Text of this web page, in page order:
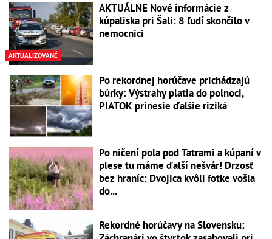
AKTUALIZOVANÉ
AKTUÁLNE Nové informácie z
kúpaliska pri Šali: 8 ľudí skončilo v
nemocnici
Po rekordnej horúčave prichádzajú
búrky: Výstrahy platia do polnoci,
PIATOK prinesie ďalšie riziká
Po ničení pola pod Tatrami a kúpaní v
plese tu máme ďalší nešvár! Drzosť
bez hraníc: Dvojica kvôli fotke vošla
do...
Rekordné horúčavy na Slovensku: